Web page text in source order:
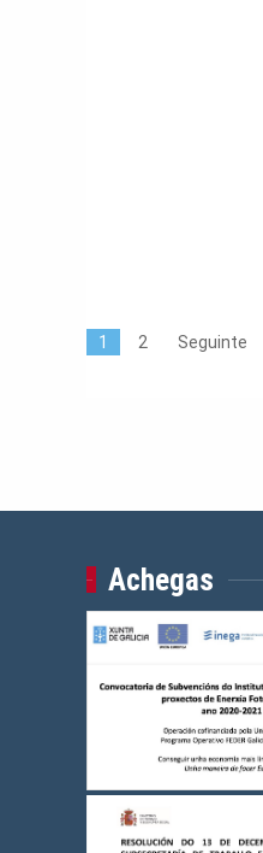
1 2 Seguinte
Achegas